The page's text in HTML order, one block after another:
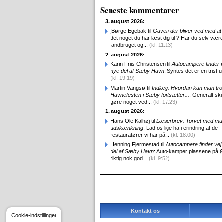
Seneste kommentarer
3. august 2026:
jBørge Egebak til Gaven der bliver ved med at
det noget du har læst dig til ? Har du selv
landbruget og... (kl. 11:13)
2. august 2026:
Karin Friis Christensen til Autocampere finder
nye del af Sæby Havn: Syntes det er en trist
(kl. 19:19)
Martin Vangsø til Indlæg: Hvordan kan man
Havnefesten i Sæby fortsætter... : Generalt
gøre noget ved... (kl. 17:23)
1. august 2026:
Hans Ole Kalhøj til Læserbrev: Torvet med
udskænkning: Lad os lige ha i erindring,at de
restauratører vi har på... (kl. 18:00)
Henning Fjermestad til Autocampere finder
del af Sæby Havn: Auto-kamper plassene på
riktig nok god... (kl. 9:52)
Kontakt os
Cookie-indstillinger